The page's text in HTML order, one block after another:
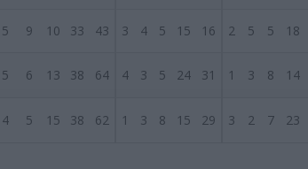
5 9 10 33 43 3 4 5 15 16 2 5 5 18
5 6 13 38 64 4 3 5 24 31 1 3 8 14
4 5 15 38 62 1 3 8 15 29 3 2 7 23